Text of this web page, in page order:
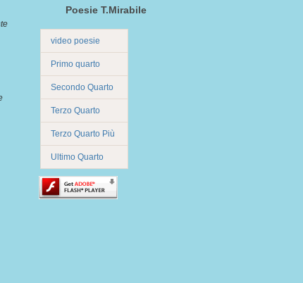
Poesie T.Mirabile
video poesie
Primo quarto
Secondo Quarto
Terzo Quarto
Terzo Quarto Più
Ultimo Quarto